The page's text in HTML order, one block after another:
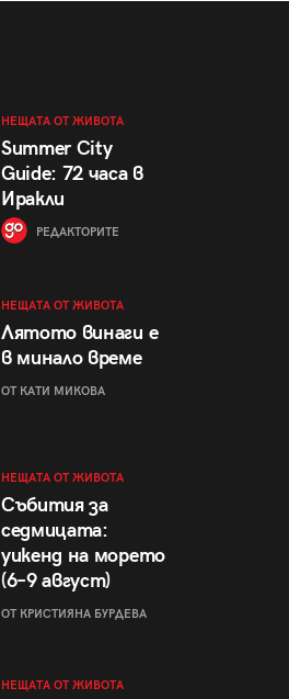
НЕЩАТА ОТ ЖИВОТА
Summer City
Guide: 72 часа в
Иракли
РЕДАКТОРИТЕ
НЕЩАТА ОТ ЖИВОТА
Лятото винаги е
в минало време
ОТ КАТИ МИКОВА
НЕЩАТА ОТ ЖИВОТА
Събития за
седмицата:
уикенд на морето
(6–9 август)
ОТ КРИСТИЯНА БУРДЕВА
НЕЩАТА ОТ ЖИВОТА